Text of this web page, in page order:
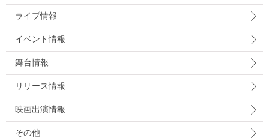
ライブ情報
イベント情報
舞台情報
リリース情報
映画出演情報
その他